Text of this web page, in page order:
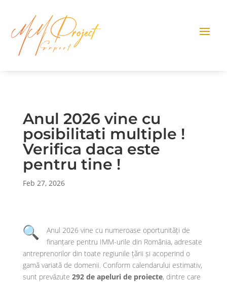
Anul 2026 vine cu
posibilitati multiple !
Verifica daca este
pentru tine !
Feb 27, 2026
Anul 2026 vine cu numeroase oportunități de
finanțare pentru IMM-urile din România, adresate
antreprenorilor din toate regiunile țării și acoperind o
gamă variată de domenii. Conform calendarului estimativ,
sunt prevăzute 292 de apeluri de proiecte, dintre care